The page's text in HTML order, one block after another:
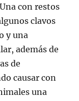
Una con restos
clavos
y una
además de
de
causar con
una